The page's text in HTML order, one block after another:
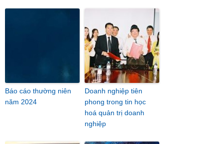
Báo cáo thường niên
năm 2024
Doanh nghiệp tiên
phong trong tin học
hoá quản trị doanh
nghiệp